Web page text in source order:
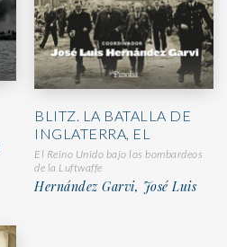
BLITZ. LA BATALLA DE
INGLATERRA, EL
El Reino Unido bajo los bombardeos
de la Luftwaffe
Hernández Garvi, José Luis